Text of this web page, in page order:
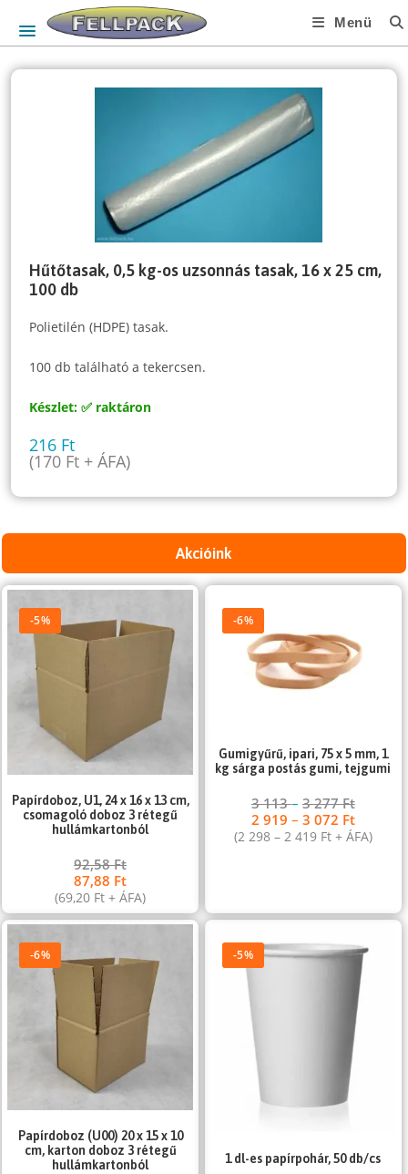
Menü
Hűtőtasak, 0,5 kg-os uzsonnás tasak, 16 x 25 cm,
100 db
Polietilén (HDPE) tasak.
100 db található a tekercsen.
Készlet: ✅ raktáron
216 Ft
(170 Ft + ÁFA)
Akcióink
-5%
Papírdoboz, U1, 24 x 16 x 13 cm,
csomagoló doboz 3 rétegű
hullámkartonból
92,58Ft
87,88 Ft
(69,20 Ft + ÁFA)
-6%
Gumigyűrű, ipari, 75 x 5 mm, 1
kg sárga postás gumi, tejgumi
3 113– 3 277Ft
2 919 – 3 072 Ft
(2 298 – 2 419 Ft+ ÁFA)
-6%
Papírdoboz (U00) 20 x 15 x 10
cm, karton doboz 3 rétegű
hullámkartonból
-5%
1 dl-es papírpohár, 50 db/cs